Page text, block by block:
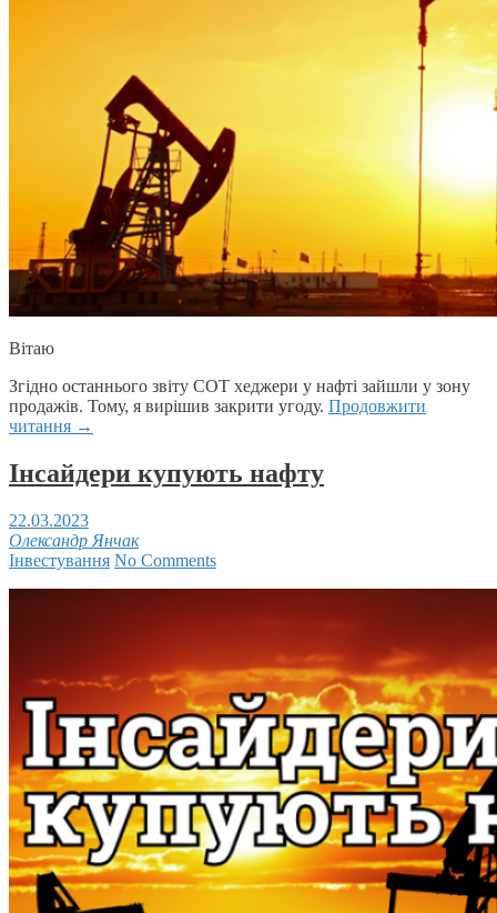
Вітаю
Згідно останнього звіту COT хеджери у нафті зайшли у зону
продажів. Тому, я вирішив закрити угоду. Продовжити
читання →
Інсайдери купують нафту
22.03.2023
Олександр Янчак
Інвестування No Comments